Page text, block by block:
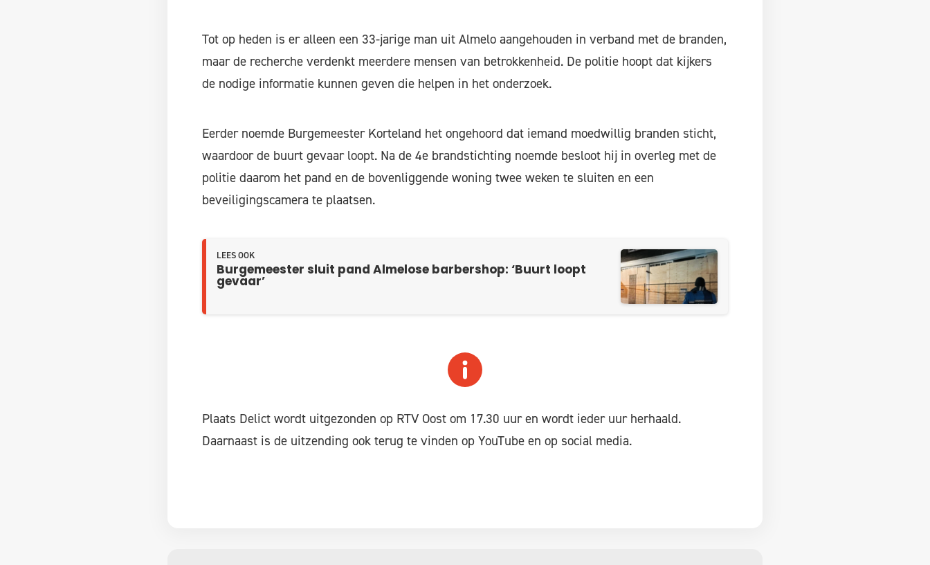
Tot op heden is er alleen een 33-jarige man uit Almelo aangehouden in verband met de branden,
maar de recherche verdenkt meerdere mensen van betrokkenheid. De politie hoopt dat kijkers
de nodige informatie kunnen geven die helpen in het onderzoek.
Eerder noemde Burgemeester Korteland het ongehoord dat iemand moedwillig branden sticht,
waardoor de buurt gevaar loopt. Na de 4e brandstichting noemde besloot hij in overleg met de
politie daarom het pand en de bovenliggende woning twee weken te sluiten en een
beveiligingscamera te plaatsen.
LEES OOK
Burgemeester sluit pand Almelose barbershop: ‘Buurt loopt
gevaar’
Plaats Delict wordt uitgezonden op RTV Oost om 17.30 uur en wordt ieder uur herhaald.
Daarnaast is de uitzending ook terug te vinden op YouTube en op social media.